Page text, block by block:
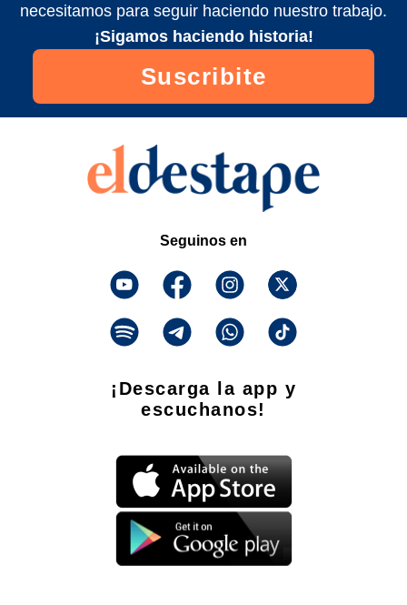
necesitamos para seguir haciendo nuestro trabajo.
¡Sigamos haciendo historia!
Suscribite
Seguinos en
¡Descarga la app y
escuchanos!